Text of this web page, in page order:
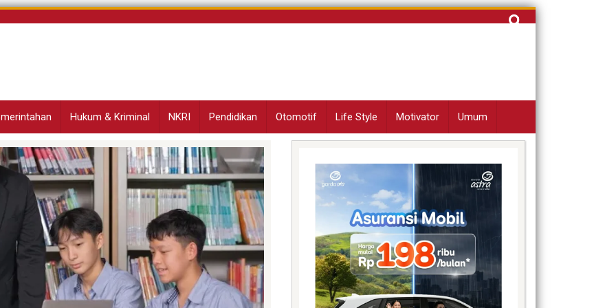
Cari
Hukum & Kriminal NKRI Pendidikan Otomotif Life Style Motivator Umum